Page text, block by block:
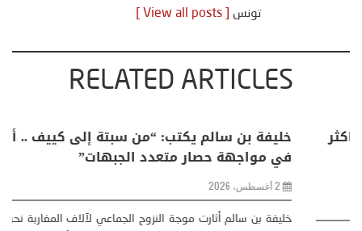
تونس
RELATED ARTICLES
منذر بالضيافي يكتب حول: التغيرات المناخية: اكثر
من ظاهرة طبيعية .. تحول اجتماعي وحضاري (
مقاربة سوسيولوجية )